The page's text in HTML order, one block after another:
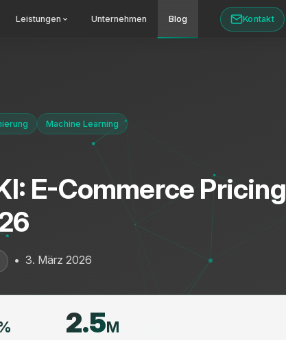
Leistungen Unternehmen Blog Kontakt
Machine Learning
E-Commerce Pricing
• 3. März 2026
2.5M